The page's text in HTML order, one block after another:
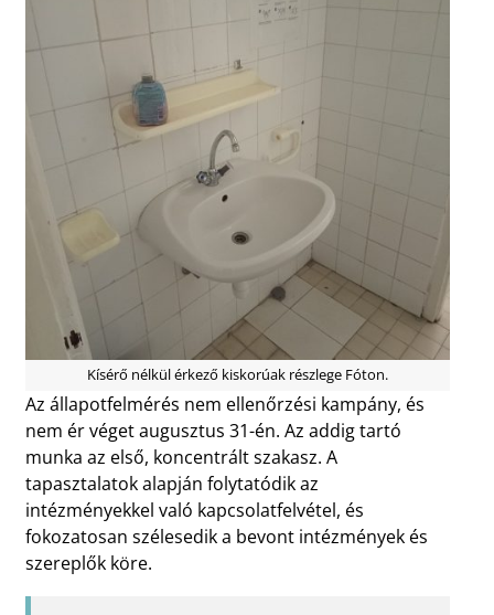
Kísérő nélkül érkező kiskorúak részlege Fóton.
Az állapotfelmérés nem ellenőrzési kampány, és
nem ér véget augusztus 31-én. Az addig tartó
munka az első, koncentrált szakasz. A
tapasztalatok alapján folytatódik az
intézményekkel való kapcsolatfelvétel, és
fokozatosan szélesedik a bevont intézmények és
szereplők köre.